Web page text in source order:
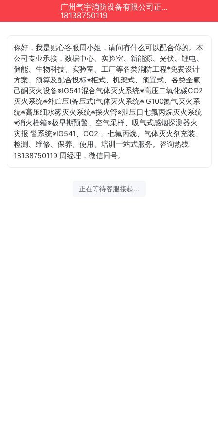
广州气宇消防设备有限公司正在为您服务
18138750119
你好，我是贴心客服周小姐，请问有什么可以配合你的。本
公司专业承接，数据中心、实验室、新能源、光伏、锂电、
储能、生物科技、实验室、工厂等各类消防工程*免费设计
方案、预算及配合投标※柜式、机架式、预置式、各类全氟
己酮灭火设备※IG541混合气体灭火系统※高压二氧化碳CO2
灭火系统※外贮压(备压式)气体灭火系统※IG100氮气灭火系
统※高压细水雾灭火系统※探火管※泄压口七氟丙烷灭火系统
※消火栓箱※极早期预警、空气采样、吸气式感烟探测器火
灾报 警系统※IG541、CO2 、七氟丙烷、气体灭火剂充装、
检测、维修、保养、使用、培训一站式服务。咨询热线
18138750119 周经理，微信同号。
正在等待客服接起...